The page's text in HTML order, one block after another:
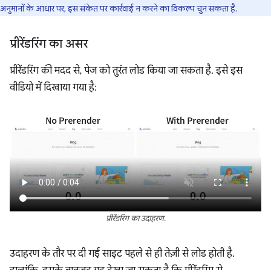
अनुमानों के आधार पर, इस संकेत पर कार्रवाई न करने का विकल्प चुन सकता है.
प्रीरेंडरिंग का असर
प्रीरेंडरिंग की मदद से, पेज को तुरंत लोड किया जा सकता है. इसे इस
वीडियो में दिखाया गया है:
प्रीरेंडरिंग का उदाहरण.
उदाहरण के तौर पर दी गई साइट पहले से ही तेज़ी से लोड होती है.